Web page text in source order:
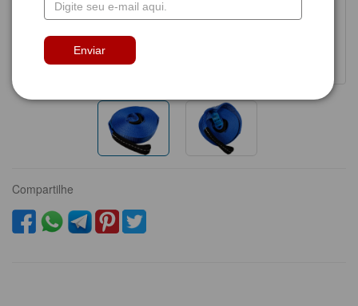
Compartilhe